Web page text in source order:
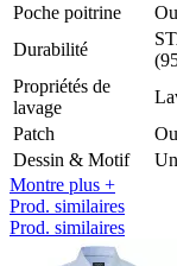
Poche poitrine
Durabilité
Propriétés de
lavage
Patch
Dessin & Motif
Montre plus +
Prod. similaires
Prod. similaires